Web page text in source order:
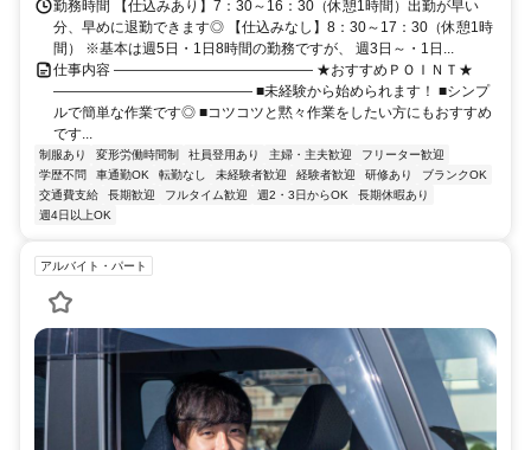
勤務時間 【仕込みあり】7：30～16：30（休憩1時間）出勤が早い
分、早めに退勤できます◎ 【仕込みなし】8：30～17：30（休憩1時
間） ※基本は週5日・1日8時間の勤務ですが、 週3日～・1日...
仕事内容 ―――――――――――――― ★おすすめＰＯＩＮＴ★
―――――――――――――― ■未経験から始められます！ ■シンプ
ルで簡単な作業です◎ ■コツコツと黙々作業をしたい方にもおすすめ
です...
制服あり 変形労働時間制 社員登用あり 主婦・主夫歓迎
フリーター歓迎
学歴不問
車通勤OK 転勤なし 未経験者歓迎 経験者歓迎 研修あり
ブランクOK
交通費支給
長期歓迎 フルタイム歓迎 週2・3日からOK
長期休暇あり
週4日以上OK
アルバイト・パート